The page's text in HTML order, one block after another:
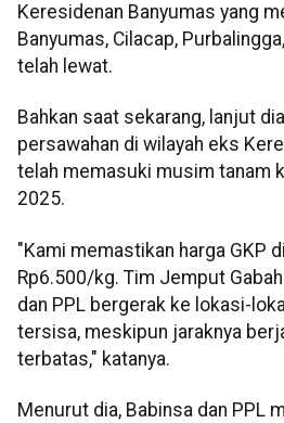
Keresidenan Banyumas yang
Banyumas, Cilacap,
telah lewat.
Bahkan saat sekarang, lanjut
persawahan di wilayah eks
telah memasuki musim tanam
2025.
"Kami memastikan harga GKP
Rp6.500/kg. Tim Jemput
dan PPL bergerak ke lokasi-
tersisa, meskipun jaraknya
terbatas," katanya.
Menurut dia, Babinsa dan PPL